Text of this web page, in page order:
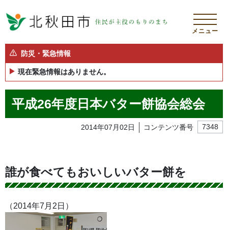
メニュー
防災・緊急情報
現在緊急情報はありません。
平成26年度日本バター餅協会総会
2014年07月02日 コンテンツ番号 7348
誰が食べてもおいしいバター餅を
（2014年7月2日）